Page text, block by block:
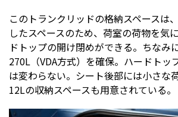
このトランクリッドの格納スペースは
したスペースのため、荷室の荷物を気
ドトップの開け閉めができる。ちなみ
270L（VDA方式）を確保。ハードトッ
は変わらない。シート後部には小さな
12Lの収納スペースも用意されている。